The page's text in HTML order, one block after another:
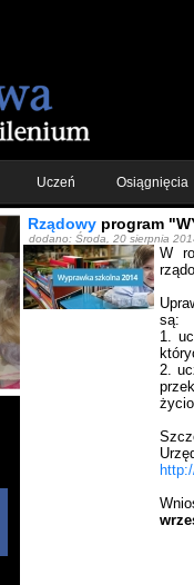
Uczeń Osiągnięcia
Rządowy program
dodano: Środa, 20 sierpnia
W
są:
1.
2. u